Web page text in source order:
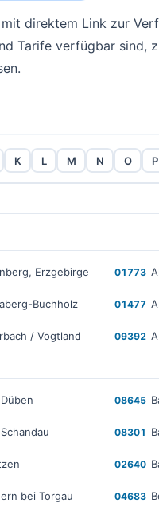
direktem Link zur
Tarife verfügbar sind,
K L M N O P
Erzgebirge 01773
Buchholz 01477
/ Vogtland 09392
08645
08301
02640
bei Torgau 04683